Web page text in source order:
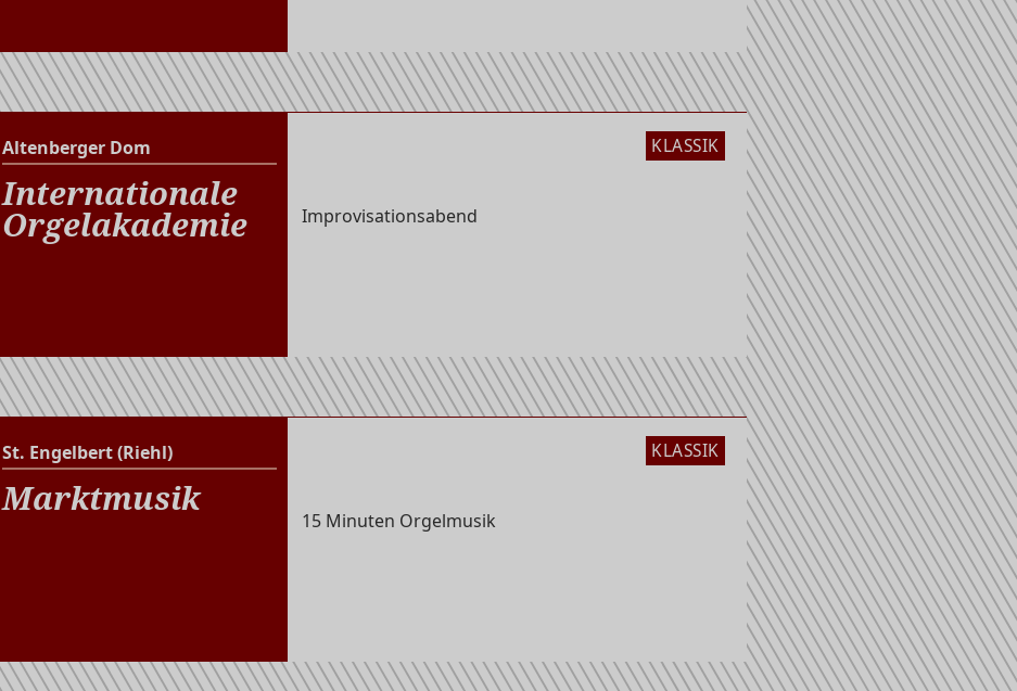
Altenberger Dom
Internationale
Orgelakademie
KLASSIK
Improvisationsabend
St. Engelbert (Riehl)
Marktmusik
KLASSIK
15 Minuten Orgelmusik